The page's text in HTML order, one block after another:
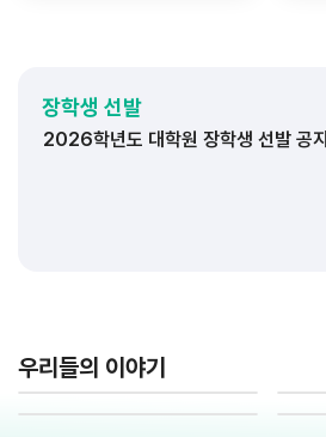
장학생 선발
2026학년도 대학원 장학생 선발 공지
2026학년도 대학 장학생 선발 공지
우리들의 이야기